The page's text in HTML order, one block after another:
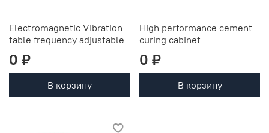
Electromagnetic Vibration
table frequency adjustable
0 ₽
В корзину
High performance cement
curing cabinet
0 ₽
В корзину